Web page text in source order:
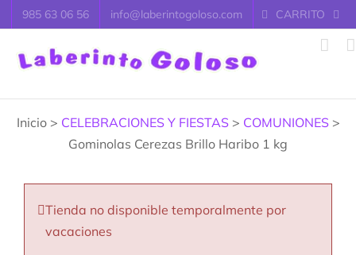
Saltar
al
contenido
985 63 06 56 info@laberintogoloso.com CARRITO
Inicio > CELEBRACIONES Y FIESTAS> COMUNIONES>
Gominolas Cerezas Brillo Haribo 1 kg
Tienda no disponible temporalmente por
vacaciones